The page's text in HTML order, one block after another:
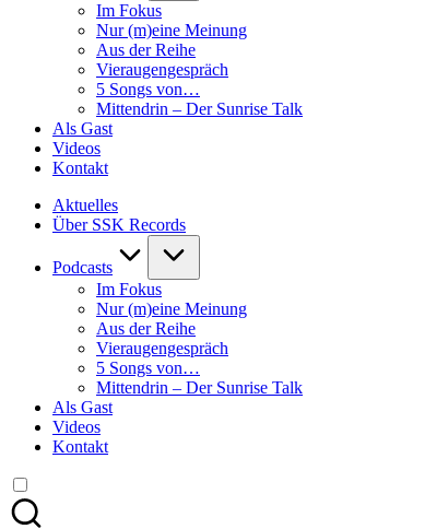
Im Fokus
Nur (m)eine Meinung
Aus der Reihe
Vieraugengespräch
5 Songs von…
Mittendrin – Der Sunrise Talk
Als Gast
Videos
Kontakt
Aktuelles
Über SSK Records
Podcasts
Im Fokus
Nur (m)eine Meinung
Aus der Reihe
Vieraugengespräch
5 Songs von…
Mittendrin – Der Sunrise Talk
Als Gast
Videos
Kontakt